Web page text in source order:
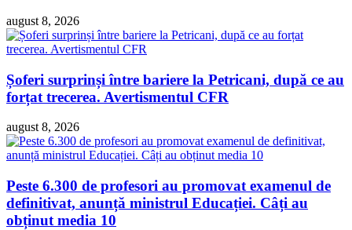
august 8, 2026
Șoferi surprinși între bariere la Petricani, după ce au
forțat trecerea. Avertismentul CFR
august 8, 2026
Peste 6.300 de profesori au promovat examenul de
definitivat, anunță ministrul Educației. Câți au
obținut media 10